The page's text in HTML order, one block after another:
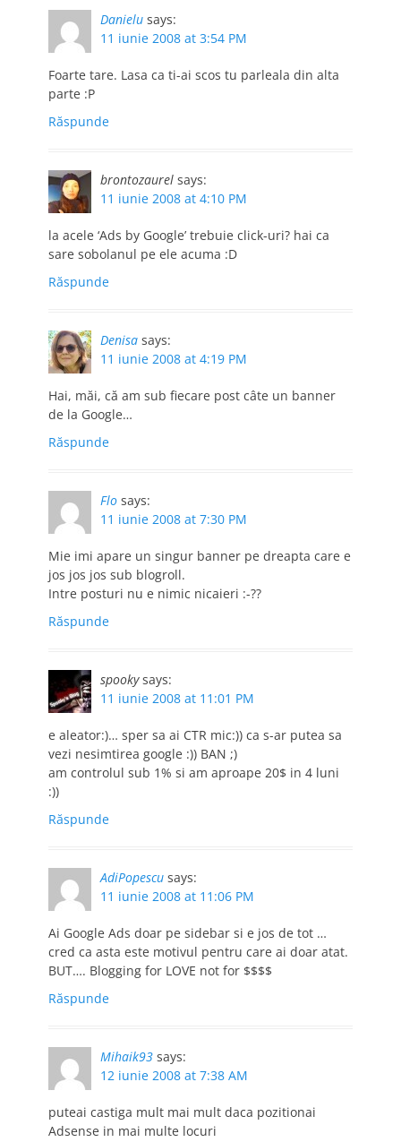
Danielu says:
11 iunie 2008 at 3:54 PM
Foarte tare. Lasa ca ti-ai scos tu parleala din alta
parte :P
Răspunde
brontozaurel says:
11 iunie 2008 at 4:10 PM
la acele ‘Ads by Google’ trebuie click-uri? hai ca
sare sobolanul pe ele acuma :D
Răspunde
Denisa says:
11 iunie 2008 at 4:19 PM
Hai, măi, că am sub fiecare post câte un banner
de la Google…
Răspunde
Flo says:
11 iunie 2008 at 7:30 PM
Mie imi apare un singur banner pe dreapta care e
jos jos jos sub blogroll.
Intre posturi nu e nimic nicaieri :-??
Răspunde
spooky says:
11 iunie 2008 at 11:01 PM
e aleator:)… sper sa ai CTR mic:)) ca s-ar putea sa
vezi nesimtirea google :)) BAN ;)
am controlul sub 1% si am aproape 20$ in 4 luni
:))
Răspunde
AdiPopescu says:
11 iunie 2008 at 11:06 PM
Ai Google Ads doar pe sidebar si e jos de tot …
cred ca asta este motivul pentru care ai doar atat.
BUT…. Blogging for LOVE not for $$$$
Răspunde
Mihaik93 says:
12 iunie 2008 at 7:38 AM
puteai castiga mult mai mult daca pozitionai
Adsense in mai multe locuri